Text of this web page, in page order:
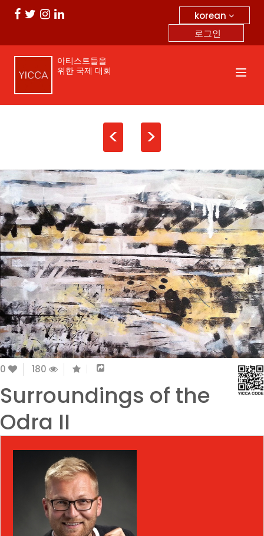
korean
로그인
아티스트들을
위한 국제 대회
< >
0 180
Surroundings of the
Odra II